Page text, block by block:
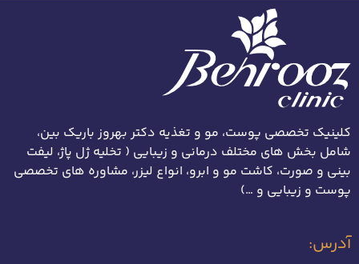
کلینیک تخصصی پوست، مو و تغذیه دکتر بهروز باریک بین،
شامل بخش های مختلف درمانی و زیبایی ( تخلیه ژل پاژ، لیفت
بینی و صورت، کاشت مو و ابرو، انواع لیزر، مشاوره های تخصصی
پوست و زیبایی و …)
آدرس: